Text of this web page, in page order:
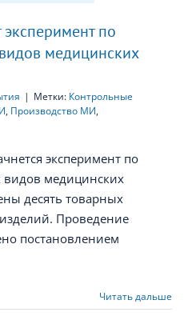
эксперимент по
медицинских
| Метки: Контрольные
, Производство МИ,
эксперимент по
видов медицинских
десять товарных
Проведение
постановлением
Читать дальше